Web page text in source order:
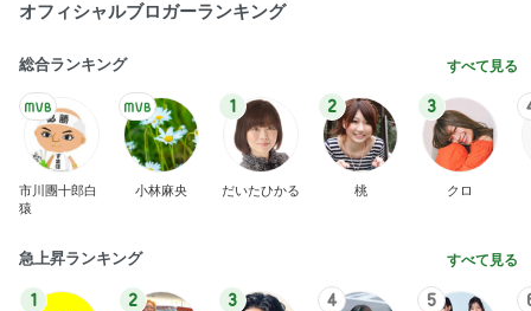
オフィシャルブロガーランキング
総合ランキング すべて見る
市川團十郎白
猿
小林麻央
1
だいたひかる
2
桃
3
クロ
急上昇ランキング すべて見る
1 2 3 4 5